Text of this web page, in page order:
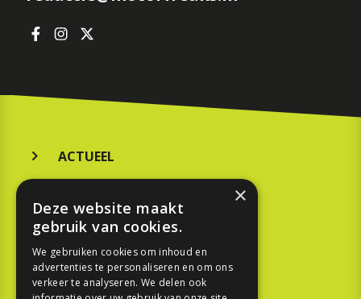
ACTUEEL
KOOPGIDS
TESTEN
×
Deze website maakt
gebruik van cookies.
We gebruiken cookies om inhoud en
advertenties te personaliseren en om ons
verkeer te analyseren. We delen ook